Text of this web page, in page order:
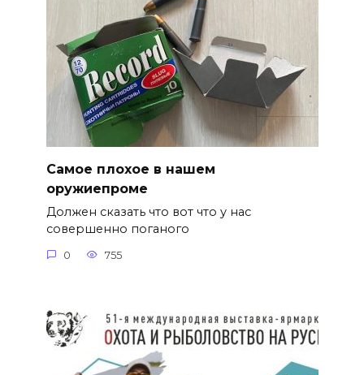
Самое плохое в нашем
оружиепроме
Должен сказать что вот что у нас
совершенно поганого
0 755